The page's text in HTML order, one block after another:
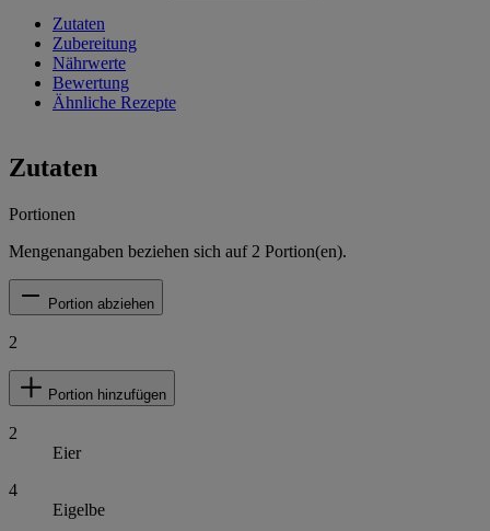
Zutaten
Zubereitung
Nährwerte
Bewertung
Ähnliche Rezepte
Zutaten
Portionen
Mengenangaben beziehen sich auf 2 Portion(en).
Portion abziehen
2
Portion hinzufügen
2
Eier
4
Eigelbe